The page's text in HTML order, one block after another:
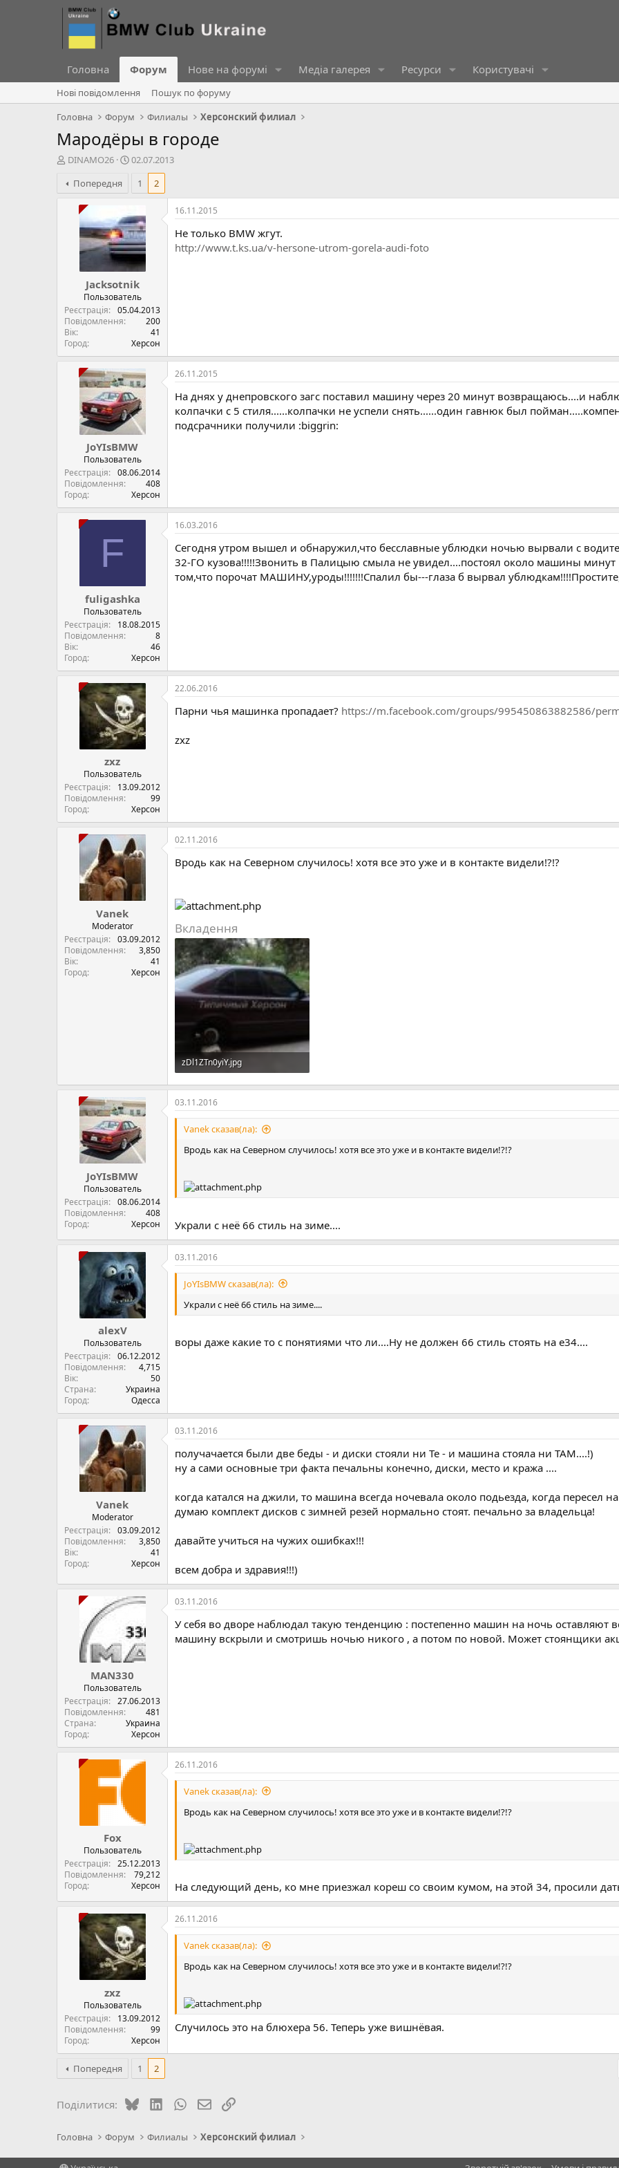
Головна Форум Нове на форумі Медіа галерея Ресурси Користувачі
Нові повідомлення
Пошук по форуму
Головна
Форум Филиалы Херсонский филиал
Мародёры в городе
А
т
о
DINAMO26
Д
а
т
в
о
р
е
н
н
я
02.07.2013
Попередня
1 2
Jacksotnik
Пользователь
Реєстрація
05.04.2013
Повідомлення
200
Вік
41
Город
Херсон
16.11.2015
Не только BMW жгут.
http://www.t.ks.ua/v-hersone-utrom-gorela-audi-foto
JoYIsBMW
Пользователь
Реєстрація
08.06.2014
Повідомлення
408
Город
Херсон
26.11.2015
На днях у днепровского загс поставил машину через 20 минут возвращаюсь....и
колпачки с 5 стиля......колпачки не успели снять......один гавнюк был
подсрачники получили :biggrin:
F
fuligashka
Пользователь
Реєстрація
18.08.2015
Повідомлення
8
Вік
46
Город
Херсон
16.03.2016
Сегодня утром вышел и обнаружил,что бесславные ублюдки ночью вырвали с
32-ГО кузова!!!!!Звонить в Палицыю смыла не увидел....постоял около машины минут
том,что порочат МАШИНУ,уроды!!!!!!!Спалил бы---глаза б вырвал
zxz
Пользователь
Реєстрація
13.09.2012
Повідомлення
99
Город
Херсон
22.06.2016
Парни чья машинка пропадает? https://m.facebook.com/groups/995450863882586/
zxz
Vanek
Moderator
Реєстрація
03.09.2012
Повідомлення
3,850
Вік
41
Город
Херсон
02.11.2016
Вродь как на Северном случилось! хотя все это уже и в контакте видели!?!?
Вкладення
zDl1ZTn0yiY.jpg
171.2 КБ · Перегляди: 243
JoYIsBMW
Пользователь
Реєстрація
08.06.2014
Повідомлення
408
Город
Херсон
03.11.2016
Vanek сказав(ла):
Вродь как на Северном случилось! хотя все это уже и в контакте видели!?!?
Украли с неё 66 стиль на зиме....
alexV
Пользователь
Реєстрація
06.12.2012
Повідомлення
4,715
Вік
50
Страна
Украина
Город
Одесса
03.11.2016
JoYIsBMW сказав(ла):
Украли с неё 66 стиль на зиме....
воры даже какие то с понятиями что ли....Ну не должен 66 стиль стоять на е34....
Vanek
Moderator
Реєстрація
03.09.2012
Повідомлення
3,850
Вік
41
Город
Херсон
03.11.2016
получачается были две беды - и диски стояли ни Те - и машина стояла ни ТАМ....!)
ну а сами основные три факта печальны конечно, диски, место и кража ....
когда катался на джили, то машина всегда ночевала около подьезда, когда пересел
думаю комплект дисков с зимней резей нормально стоят. печально за владельца!
давайте учиться на чужих ошибках!!!
всем добра и здравия!!!)
MAN330
Пользователь
Реєстрація
27.06.2013
Повідомлення
481
Страна
Украина
Город
Херсон
03.11.2016
У себя во дворе наблюдал такую тенденцию : постепенно машин на ночь оставляют
машину вскрыли и смотришь ночью никого , а потом по новой. Может стоянщики
Fox
Пользователь
Реєстрація
25.12.2013
Повідомлення
79,212
Город
Херсон
26.11.2016
Vanek сказав(ла):
Вродь как на Северном случилось! хотя все это уже и в контакте видели!?!?
На следующий день, ко мне приезжал кореш со своим кумом, на этой 34, просили
zxz
Пользователь
Реєстрація
13.09.2012
Повідомлення
99
Город
Херсон
26.11.2016
Vanek сказав(ла):
Вродь как на Северном случилось! хотя все это уже и в контакте видели!?!?
Случилось это на блюхера 56. Теперь уже вишнёвая.
Попередня 1 2
Поділитися: BlueskyLinkedInWhatsApp
E-mailПосилання
Головна Форум Филиалы Херсонский филиал